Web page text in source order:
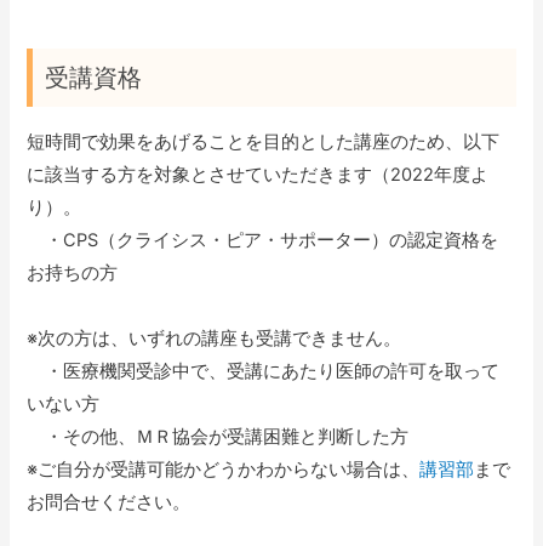
受講資格
短時間で効果をあげることを目的とした講座のため、以下
に該当する方を対象とさせていただきます（2022年度よ
り）。
・CPS（クライシス・ピア・サポーター）の認定資格を
お持ちの方
※次の方は、いずれの講座も受講できません。
・医療機関受診中で、受講にあたり医師の許可を取って
いない方
・その他、ＭＲ協会が受講困難と判断した方
※ご自分が受講可能かどうかわからない場合は、講習部 まで
お問合せください。